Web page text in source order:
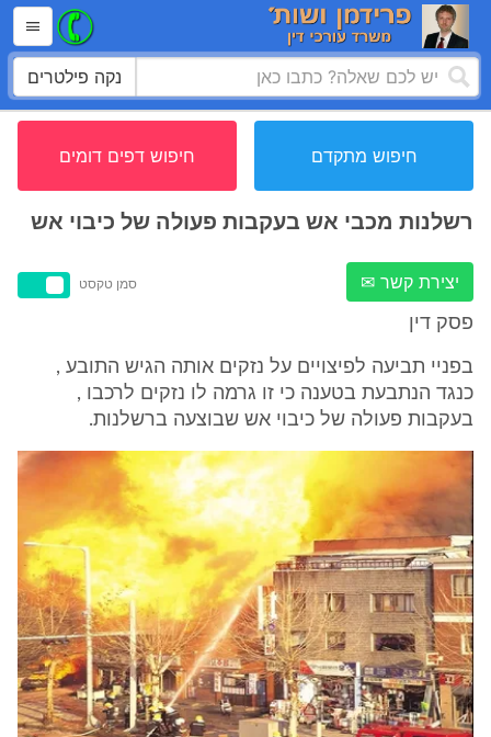
נקה פילטרים
חיפוש מתקדם חיפוש דפים דומים
רשלנות מכבי אש בעקבות פעולה של כיבוי אש
יצירת קשר ✉ סמן טקסט
פסק דין
בפניי תביעה לפיצויים על נזקים אותה הגיש התובע ,
כנגד הנתבעת בטענה כי זו גרמה לו נזקים לרכבו ,
בעקבות פעולה של כיבוי אש שבוצעה ברשלנות.